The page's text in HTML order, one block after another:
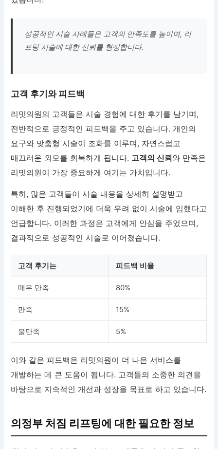
성공적인 시술 사례들은 고객의 만족도를 높이며, 리
프팅 시술에 대한 신뢰를 형성합니다.
고객 후기와 피드백
리밋의원의 고객들은 시술 경험에 대한 후기를 남기며,
전반적으로 긍정적인 피드백을 주고 있습니다. 개인의
요구와 맞춤형 시술이 조화를 이루며, 자연스럽고
매끄러운 외모를 회복하게 됩니다. 고객의 신뢰와 만족은
리밋의원이 가장 중요하게 여기는 가치입니다.
특히, 많은 고객들이 시술 내용을 상세히 설명받고
이해한 후 진행되었기에 더욱 우려 없이 시술에 임했다고
언급합니다. 이러한 과정은 고객에게 안심을 주었으며,
결과적으로 성공적인 시술로 이어졌습니다.
고객 후기는 피드백 비율
매우 만족 80%
만족 15%
불만족 5%
이와 같은 피드백은 리밋의원이 더 나은 서비스를
개발하는 데 큰 도움이 됩니다. 고객들의 소중한 의견을
바탕으로 지속적인 개선과 성장을 목표로 하고 있습니다.
의정부 처짐 리프팅에 대한 필요한 정보